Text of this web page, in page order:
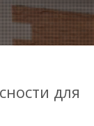
для